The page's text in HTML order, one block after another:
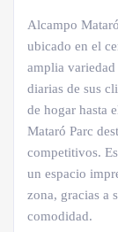
Alcampo
ubicado en el
amplia variedad
diarias de sus
de hogar hasta
Mataró Parc
competitivos.
un espacio
zona, gracias a
comodidad.